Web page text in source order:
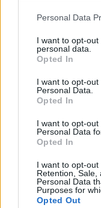
Personal Data
I want to opt-
personal data.
Opted In
I want to opt-
Personal Data.
Opted In
I want to opt-
Personal Data
Opted In
I want to opt-out
Retention, Sale,
Personal Data
Purposes for
Opted Out